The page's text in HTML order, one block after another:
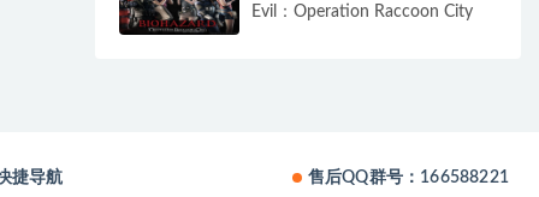
Evil：Operation Raccoon City
捷导航 售后QQ群号：166588221